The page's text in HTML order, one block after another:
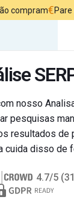
€Pare de
nosso
pesquisas
resultados de
cuida disso de
4.7/5